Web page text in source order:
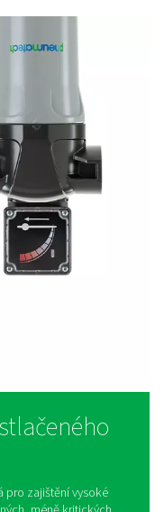
řešení pro
Své nezastupitelné
nepatrné množství
bezpečnost nebo
zachycení
tyto filtry nejvyšší
připravený pro
nejsou na místě.
ovlivňuje výkon a
vzduch spolehlivě
mohou nacházet
variant si snadno